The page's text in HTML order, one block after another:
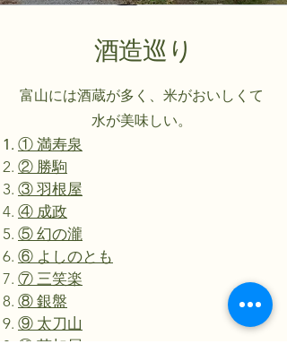
酒造巡り
富山には酒蔵が多く、米がおいしくて
水が美味しい。
① 満寿泉
② 勝駒
③ 羽根屋
④ 成政
⑤ 幻の瀧
⑥ よしのとも
⑦ 三笑楽
⑧ 銀盤
⑨ 太刀山
⑩ 苗加屋